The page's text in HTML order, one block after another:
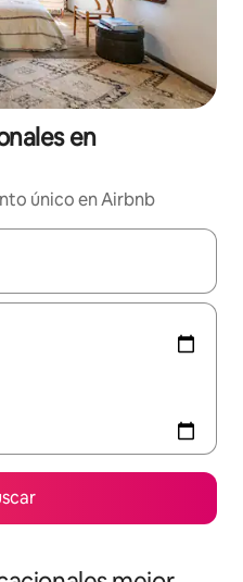
en
único en Airbnb
podrás navegar